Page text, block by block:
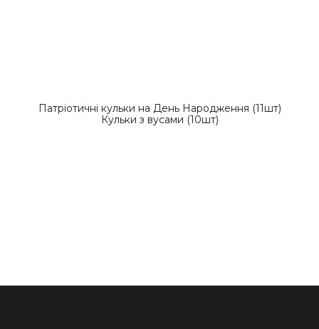
Патріотичні кульки на День Народження (11шт)
Кульки з вусами (10шт)